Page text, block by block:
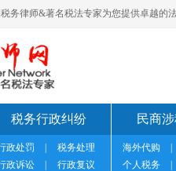
务律师&著名税法专家为您提供卓越的
税务行政纠纷
政处罚
税务处理
政诉讼
行政复议
民商
海外代购
个人税务